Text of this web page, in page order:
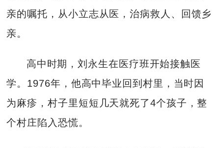
亲的嘱托，从小立志从医，治病救人、回馈乡
亲。
高中时期，刘永生在医疗班开始接触医
学。1976年，他高中毕业回到村里，当时因
为麻疹，村子里短短几天就死了4个孩子，整
个村庄陷入恐慌。